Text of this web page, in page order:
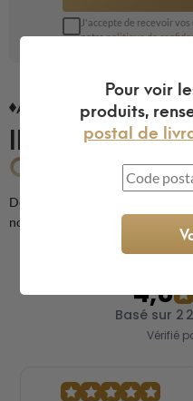
J'accepte de recevoir
notrepolitique de
AVIS CLIENTS
ILS NOUS
CONFIANCE
Découvrez les avis de nos
notre service
4,8
Basé sur 2
Vérifié
Pour voir
produits,
postal de